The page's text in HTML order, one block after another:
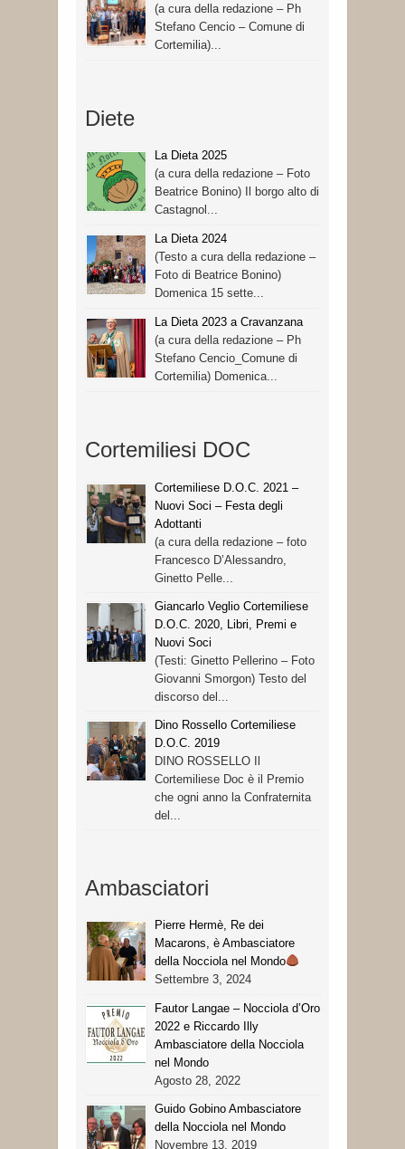
(a cura della redazione – Ph
Stefano Cencio – Comune di
Cortemilia)...
Diete
La Dieta 2025
(a cura della redazione – Foto
Beatrice Bonino) Il borgo alto di
Castagnol...
La Dieta 2024
(Testo a cura della redazione –
Foto di Beatrice Bonino)
Domenica 15 sette...
La Dieta 2023 a Cravanzana
(a cura della redazione – Ph
Stefano Cencio_Comune di
Cortemilia) Domenica...
Cortemiliesi DOC
Cortemiliese D.O.C. 2021 –
Nuovi Soci – Festa degli
Adottanti
(a cura della redazione – foto
Francesco D’Alessandro,
Ginetto Pelle...
Giancarlo Veglio Cortemiliese
D.O.C. 2020, Libri, Premi e
Nuovi Soci
(Testi: Ginetto Pellerino – Foto
Giovanni Smorgon) Testo del
discorso del...
Dino Rossello Cortemiliese
D.O.C. 2019
DINO ROSSELLO Il
Cortemiliese Doc è il Premio
che ogni anno la Confraternita
del...
Ambasciatori
Pierre Hermè, Re dei
Macarons, è Ambasciatore
della Nocciola nel Mondo
Settembre 3, 2024
Fautor Langae – Nocciola d’Oro
2022 e Riccardo Illy
Ambasciatore della Nocciola
nel Mondo
Agosto 28, 2022
Guido Gobino Ambasciatore
della Nocciola nel Mondo
Novembre 13, 2019